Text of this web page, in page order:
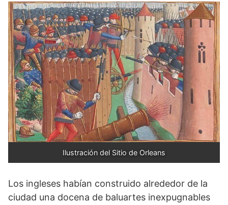
Ilustración del Sitio de Orleans
Los ingleses habían construido alrededor de la
ciudad una docena de baluartes inexpugnables